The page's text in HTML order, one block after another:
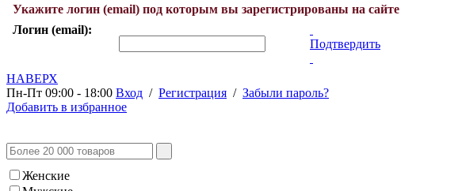
Укажите логин (email) под которым вы зарегистрированы на сайте
Логин (email):
Подтвердить
НАВЕРХ
Пн-Пт 09:00 - 18:00 Вход / Регистрация / Забыли пароль?
Добавить в избранное
Женские